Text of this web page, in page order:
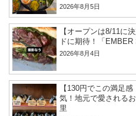
2026年8月5日
【オープンは8/11に
ドに期待！「
2026年8月4日
【130円でこの満足
気！地元で愛される
里